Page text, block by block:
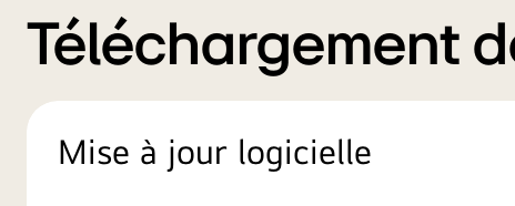
Téléchargement
Mise à jour logicielle